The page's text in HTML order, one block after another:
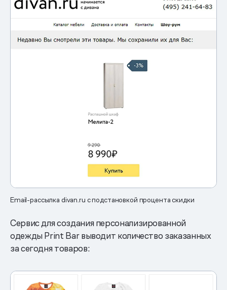
Email-рассылка divan.ru с подстановкой процента скидки
Сервис для создания персонализированной
одежды Print Bar выводит количество заказанных
за сегодня товаров: